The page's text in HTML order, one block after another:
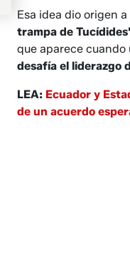
Esa idea dio origen
trampa de
que aparece
desafía el liderazgo
LEA: Ecuador y
de un acuerdo